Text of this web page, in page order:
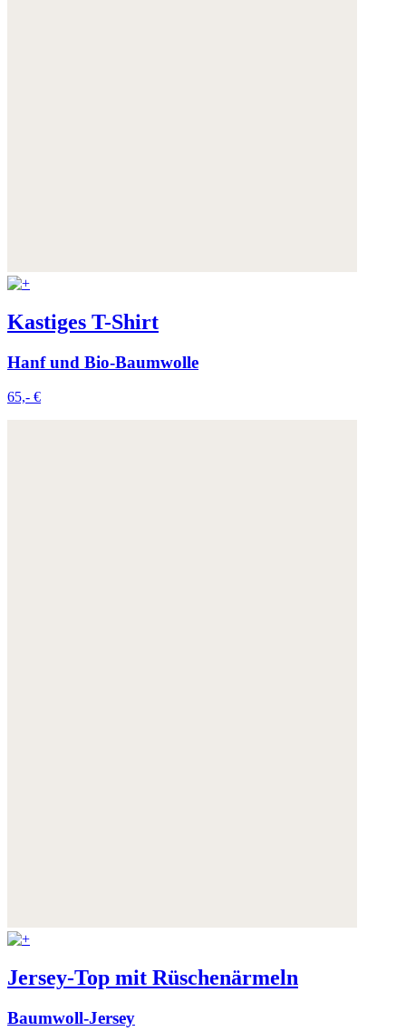
Kastiges T-Shirt
Hanf und Bio-Baumwolle
65,- €
Jersey-Top mit Rüschenärmeln
Baumwoll-Jersey